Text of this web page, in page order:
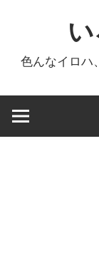
ツ
ス
色んなイロハ